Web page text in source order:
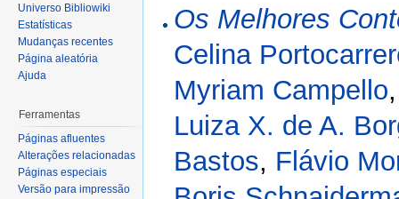
Os Melhores
Celina
Myriam Campello
Luiza X. de A.
Bastos, Flávio
Universo Bibliowiki
Estatísticas
Mudanças recentes
Página aleatória
Ajuda
Ferramentas
Páginas afluentes
Alterações relacionadas
Páginas especiais
Versão para impressão